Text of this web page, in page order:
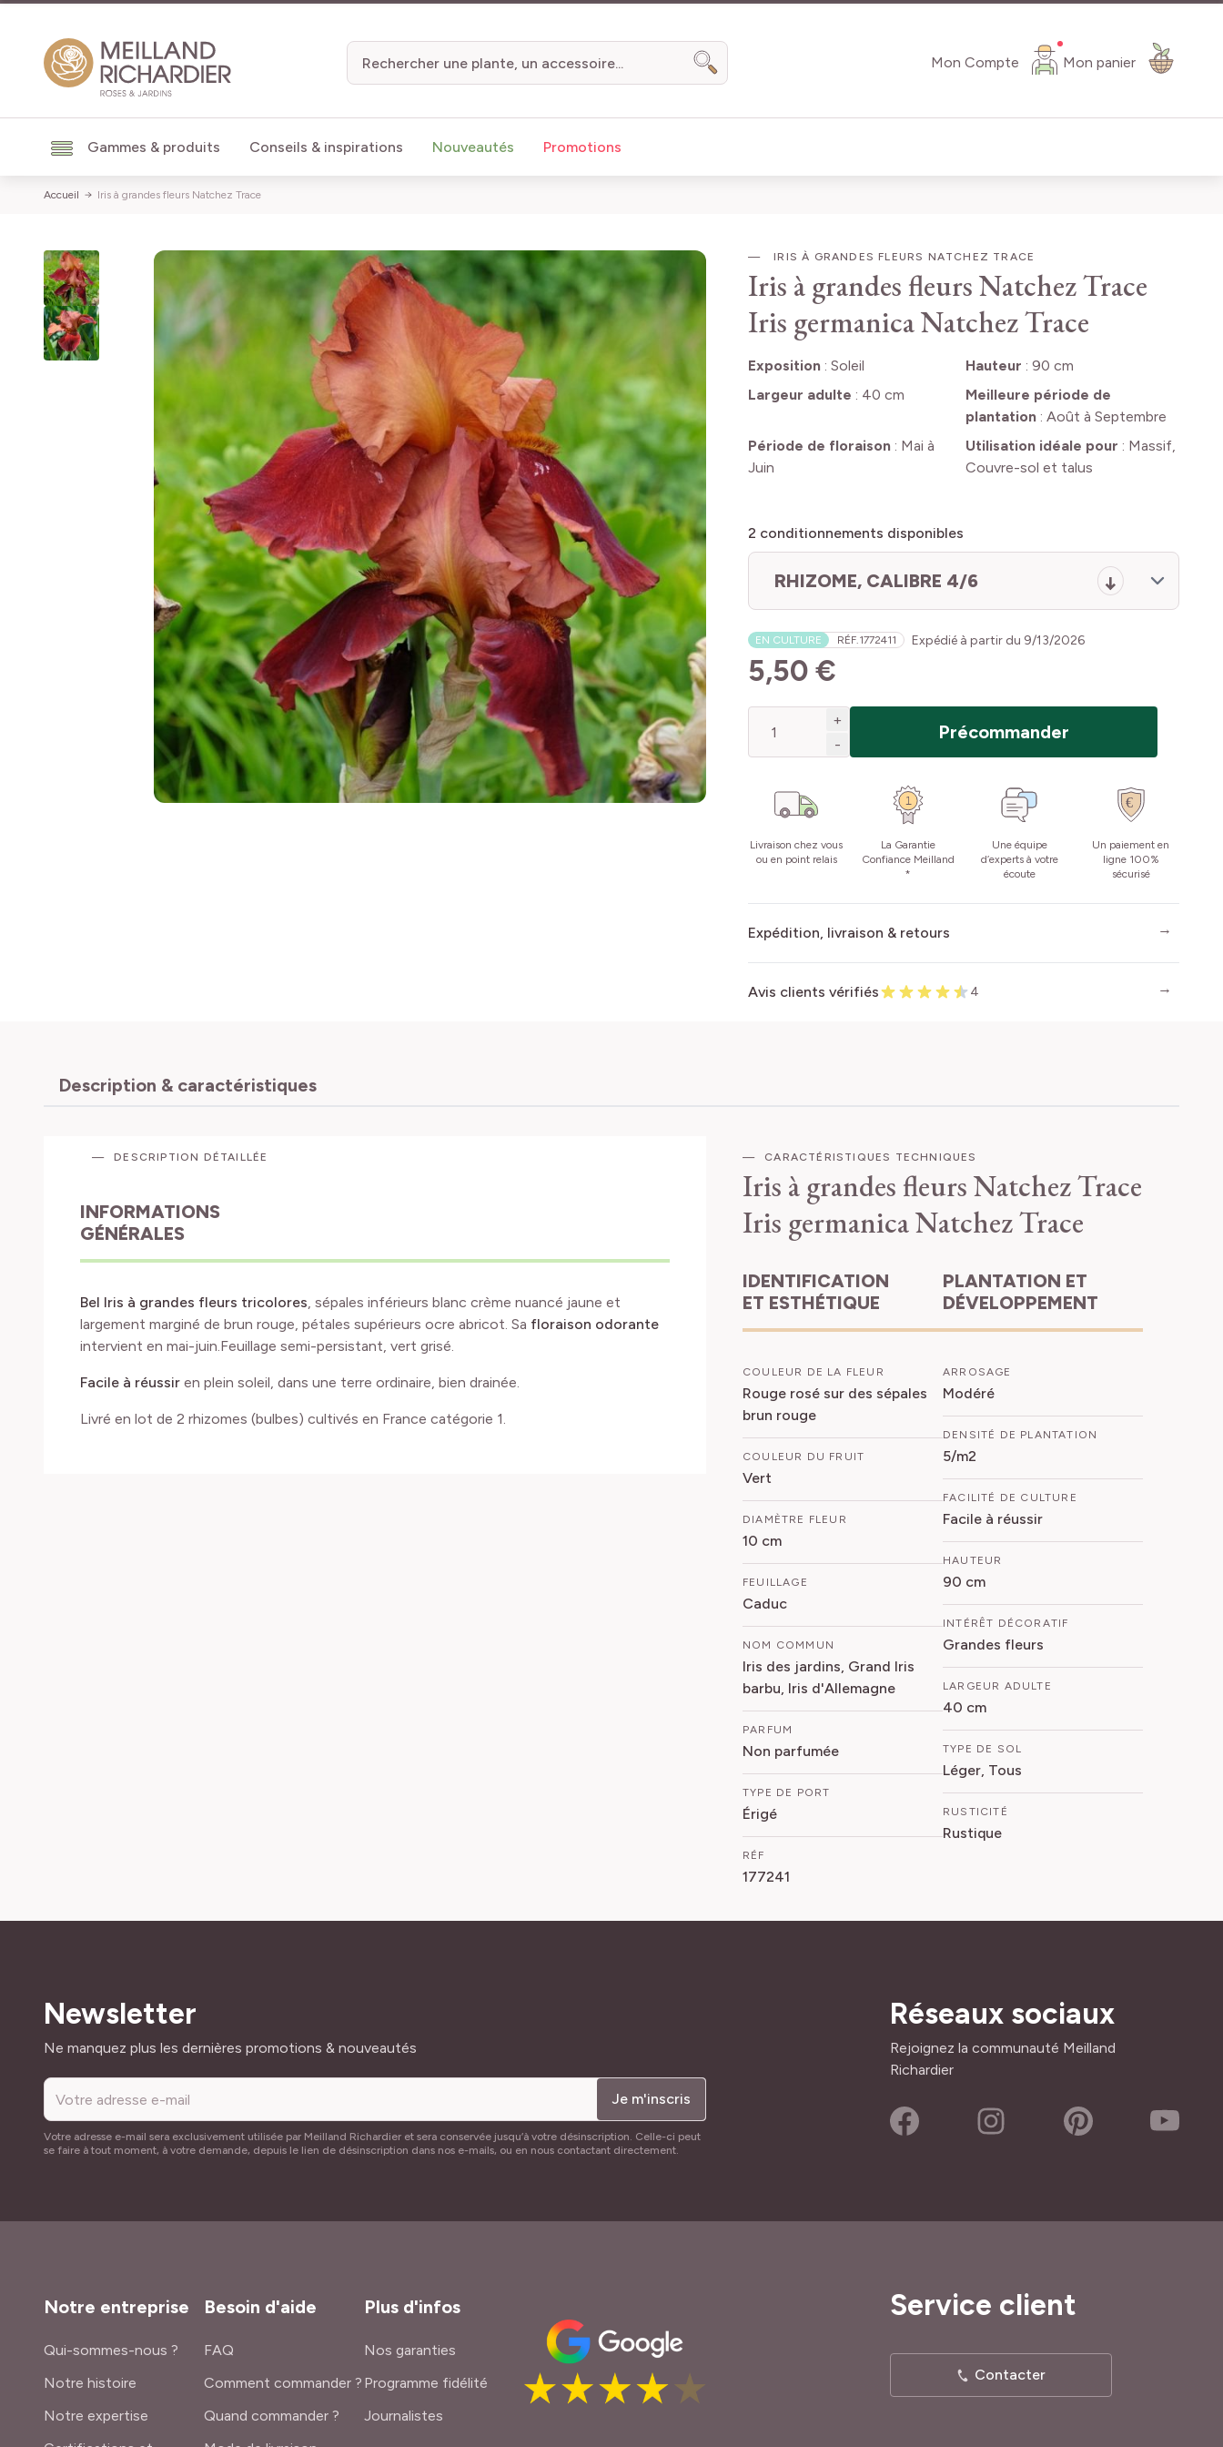
Mon Compte Mon panier
Gammes & produits Conseils & inspirations Nouveautés Promotions
Chercher
Accueil Iris à grandes fleurs Natchez Trace
IRIS À GRANDES FLEURS NATCHEZ TRACE
Iris à grandes fleurs Natchez Trace
Iris germanica Natchez Trace
Exposition: Soleil Hauteur : 90 cm
Largeur adulte : 40 cm
Meilleure période de
plantation: Août à Septembre
Période de floraison: Mai à
Juin
Utilisation idéale pour : Massif,
Couvre-sol et talus
2 conditionnements disponibles
RHIZOME, CALIBRE 4/6
EN CULTURE RÉF.1772411 Expédié à partir du 9/13/2026
5,50 €
+
-
Précommander
Livraison chez vous
ou en point relais
La Garantie
Confiance Meilland
*
Une équipe
d’experts à votre
écoute
Un paiement en
ligne 100%
sécurisé
Expédition, livraison & retours
Avis clients vérifiés 4
Description & caractéristiques
DESCRIPTION DÉTAILLÉE
INFORMATIONS
GÉNÉRALES
Bel Iris à grandes fleurs tricolores, sépales inférieurs blanc crème nuancé jaune et
largement marginé de brun rouge, pétales supérieurs ocre abricot. Sa floraison odorante
intervient en mai-juin.Feuillage semi-persistant, vert grisé.
Facile à réussir en plein soleil, dans une terre ordinaire, bien drainée.
Livré en lot de 2 rhizomes (bulbes) cultivés en France catégorie 1.
CARACTÉRISTIQUES TECHNIQUES
Iris à grandes fleurs Natchez Trace
Iris germanica Natchez Trace
IDENTIFICATION
ET ESTHÉTIQUE
COULEUR DE LA FLEUR
Rouge rosé sur des sépales
brun rouge
COULEUR DU FRUIT
Vert
DIAMÈTRE FLEUR
10 cm
FEUILLAGE
Caduc
NOM COMMUN
Iris des jardins, Grand Iris
barbu, Iris d'Allemagne
PARFUM
Non parfumée
TYPE DE PORT
Érigé
RÉF
177241
PLANTATION ET
DÉVELOPPEMENT
ARROSAGE
Modéré
DENSITÉ DE PLANTATION
5/m2
FACILITÉ DE CULTURE
Facile à réussir
HAUTEUR
90 cm
INTÉRÊT DÉCORATIF
Grandes fleurs
LARGEUR ADULTE
40 cm
TYPE DE SOL
Léger, Tous
RUSTICITÉ
Rustique
Newsletter
Adresse mail
Ne manquez plus les dernières promotions & nouveautés
Je m'inscris
Votre adresse e-mail sera exclusivement utilisée par Meilland Richardier et sera conservée jusqu’à votre désinscription. Celle-ci peut
se faire à tout moment, à votre demande, depuis le lien de désinscription dans nos e-mails, ou en nous contactant directement.
Réseaux sociaux
Rejoignez la communauté Meilland
Richardier
Notre entreprise
Qui-sommes-nous ?
Notre histoire
Notre expertise
Besoin d'aide
FAQ
Comment commander ?
Quand commander ?
Plus d'infos
Nos garanties
Programme fidélité
Journalistes
Service client
Contacter